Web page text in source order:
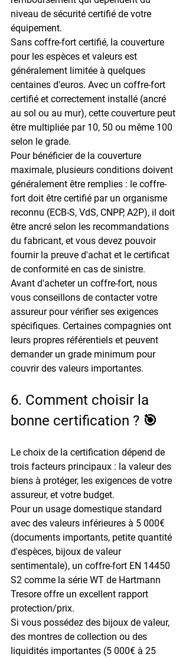
niveau de sécurité certifié de votre
équipement.
Sans coffre-fort certifié, la couverture
pour les espèces et valeurs est
généralement limitée à quelques
centaines d'euros. Avec un coffre-fort
certifié et correctement installé (ancré
au sol ou au mur), cette couverture peut
être multipliée par 10, 50 ou même 100
selon le grade.
Pour bénéficier de la couverture
maximale, plusieurs conditions doivent
généralement être remplies : le coffre-
fort doit être certifié par un organisme
reconnu (ECB-S, VdS, CNPP, A2P), il doit
être ancré selon les recommandations
du fabricant, et vous devez pouvoir
fournir la preuve d'achat et le certificat
de conformité en cas de sinistre.
Avant d'acheter un coffre-fort, nous
vous conseillons de contacter votre
assureur pour vérifier ses exigences
spécifiques. Certaines compagnies ont
leurs propres référentiels et peuvent
demander un grade minimum pour
couvrir des valeurs importantes.
6. Comment choisir la
bonne certification ? 🎯
Le choix de la certification dépend de
trois facteurs principaux : la valeur des
biens à protéger, les exigences de votre
assureur, et votre budget.
Pour un usage domestique standard
avec des valeurs inférieures à 5 000€
(documents importants, petite quantité
d'espèces, bijoux de valeur
sentimentale), un coffre-fort EN 14450
S2 comme la série WT de Hartmann
Tresore offre un excellent rapport
protection/prix.
Si vous possédez des bijoux de valeur,
des montres de collection ou des
liquidités importantes (5 000€ à 25